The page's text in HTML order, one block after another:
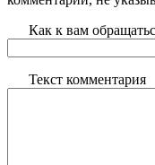
Как к вам
Текст комментария